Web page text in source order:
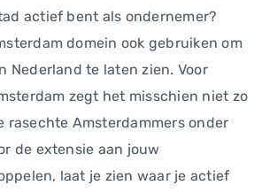
actief bent als ondernemer?
domein ook gebruiken om
Nederland te laten zien. Voor
zegt het misschien niet zo
rasechte Amsterdammers onder
de extensie aan jouw
laat je zien waar je actief